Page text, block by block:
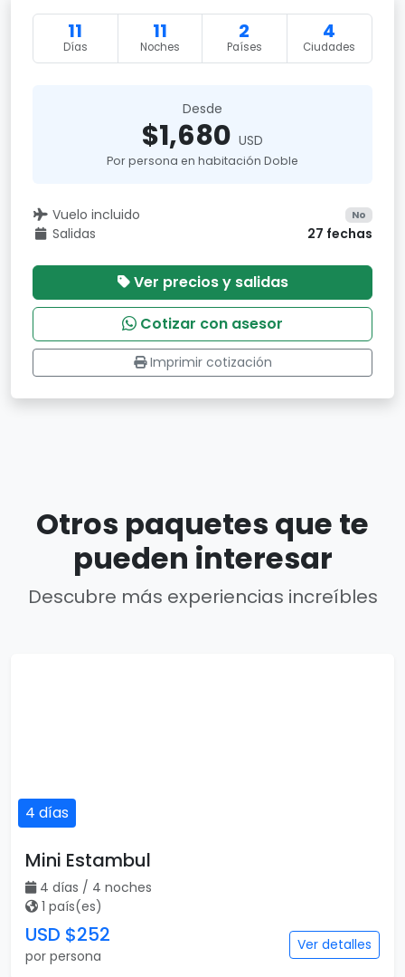
11
Días
11
Noches
2
Países
4
Ciudades
Desde
$1,680 USD
Por persona en habitación Doble
Vuelo incluido No
Salidas 27 fechas
Ver precios y salidas
Cotizar con asesor
Imprimir cotización
Otros paquetes que te
pueden interesar
Descubre más experiencias increíbles
4 días
Mini Estambul
4 días / 4 noches
1 país(es)
USD $252
por persona
Ver detalles